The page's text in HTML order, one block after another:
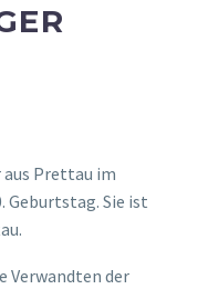
aus Prettau im
Geburtstag. Sie ist
Verwandten der